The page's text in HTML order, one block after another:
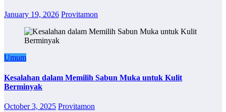
January 19, 2026 Provitamon
Umum
Kesalahan dalam Memilih Sabun Muka untuk Kulit
Berminyak
October 3, 2025 Provitamon